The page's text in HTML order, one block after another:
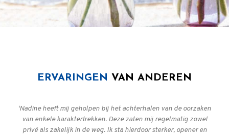
ERVARINGEN VAN ANDEREN
‘Nadine heeft mij geholpen bij het achterhalen van de oorzaken
van enkele karaktertrekken. Deze zaten mij regelmatig zowel
privé als zakelijk in de weg. Ik sta hierdoor sterker, opener en